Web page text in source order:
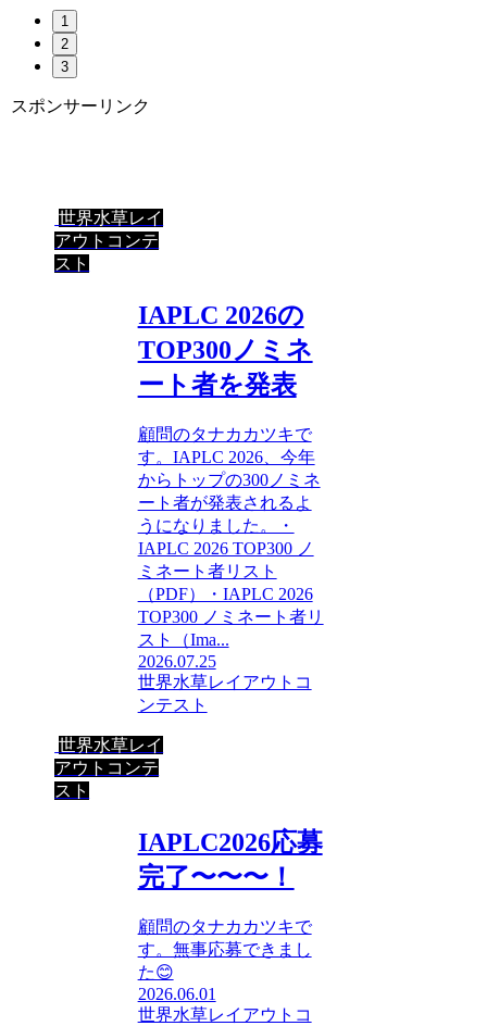
1
2
3
スポンサーリンク
世界水草レイ
アウトコンテ
スト
IAPLC 2026の
TOP300ノミネ
ート者を発表
顧問のタナカカツキで
す。IAPLC 2026、今年
からトップの300ノミネ
ート者が発表されるよ
うになりました。・
IAPLC 2026 TOP300 ノ
ミネート者リスト
（PDF）・IAPLC 2026
TOP300 ノミネート者リ
スト（Ima...
2026.07.25
世界水草レイアウトコ
ンテスト
世界水草レイ
アウトコンテ
スト
IAPLC2026応募
完了〜〜〜！
顧問のタナカカツキで
す。無事応募できまし
た😊
2026.06.01
世界水草レイアウトコ